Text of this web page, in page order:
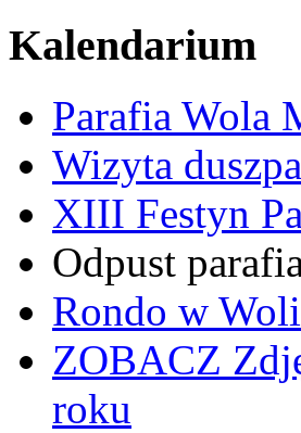
Kalendarium
Parafia Wola
Wizyta
XIII Festyn
Odpust
Rondo w
ZOBACZ
roku